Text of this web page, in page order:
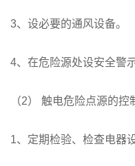
3、设必要的通风设备。
4、在危险源处设安全警
（2） 触电危险点源的控
1、定期检验、检查电器